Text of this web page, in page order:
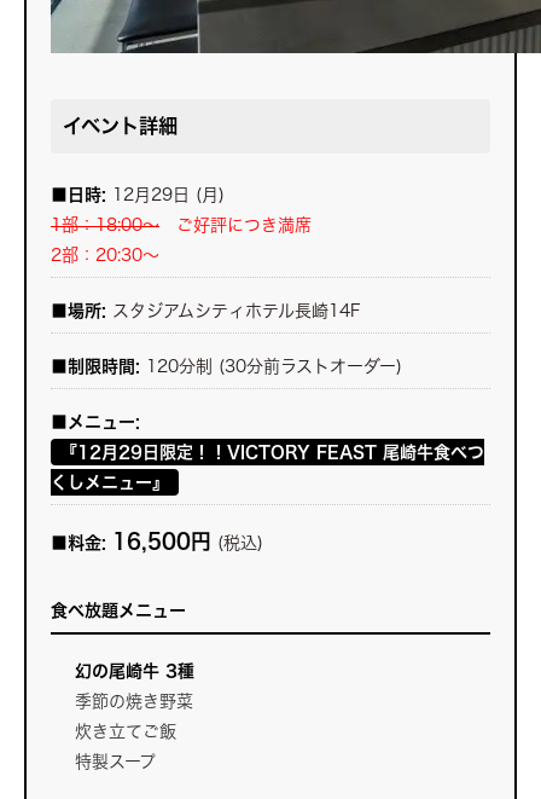
イベント詳細
■日時: 12月29日 (月)
1部：18:00～
ご好評につき満席
2部：20:30～
■場所: スタジアムシティホテル長崎14F
■制限時間: 120分制 (30分前ラストオーダー)
■メニュー:
『12月29日限定！！VICTORY FEAST 尾崎牛食べつ
くしメニュー』
■料金: 16,500円 (税込)
食べ放題メニュー
幻の尾崎牛 3種
季節の焼き野菜
炊き立てご飯
特製スープ